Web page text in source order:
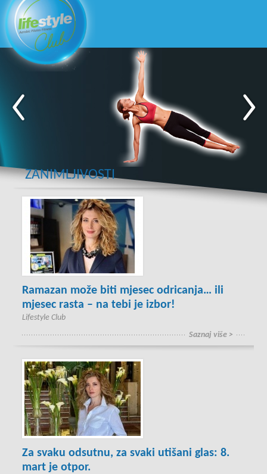
ZANIMLJIVOSTI
Ramazan može biti mjesec odricanja… ili
mjesec rasta – na tebi je izbor!
Lifestyle Club
Saznaj više >
Za svaku odsutnu, za svaki utišani glas: 8.
mart je otpor.